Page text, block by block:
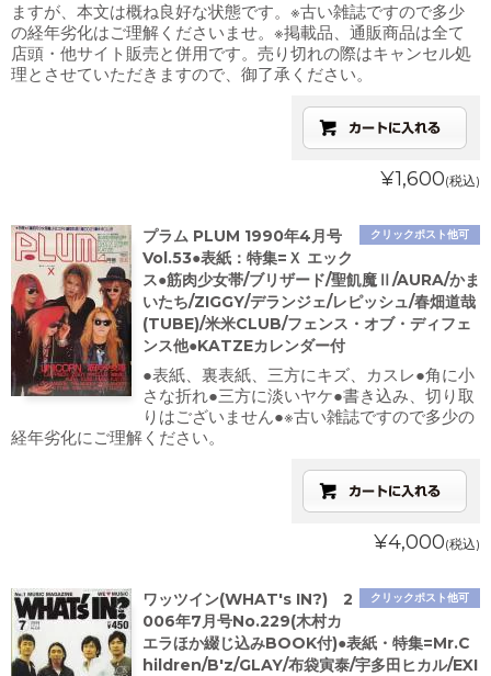
ますが、本文は概ね良好な状態です。※古い雑誌ですので多少
の経年劣化はご理解くださいませ。※掲載品、通販商品は全て
店頭・他サイト販売と併用です。売り切れの際はキャンセル処
理とさせていただきますので、御了承ください。
¥1,600(税込)
クリックポスト他可
プラム PLUM 1990年4月号
Vol.53●表紙：特集=Ｘ エック
ス●筋肉少女帯/ブリザード/聖飢魔Ⅱ/AURA/かま
いたち/ZIGGY/デランジェ/レピッシュ/春畑道哉
(TUBE)/米米CLUB/フェンス・オブ・ディフェ
ンス他●KATZEカレンダー付
●表紙、裏表紙、三方にキズ、カスレ●角に小
さな折れ●三方に淡いヤケ●書き込み、切り取
りはございません●※古い雑誌ですので多少の
経年劣化にご理解ください。
¥4,000(税込)
クリックポスト他可
ワッツイン(WHAT's IN?) 2
006年7月号No.229(木村カ
エラほか綴じ込みBOOK付)●表紙・特集=Mr.C
hildren/B'z/GLAY/布袋寅泰/宇多田ヒカル/EXI